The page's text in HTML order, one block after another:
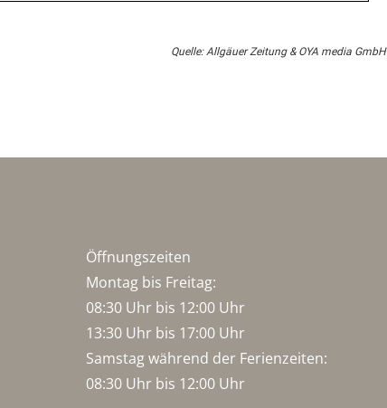
Quelle: Allgäuer Zeitung & OYA media GmbH
Öffnungszeiten
Montag bis Freitag:
08:30 Uhr bis 12:00 Uhr
13:30 Uhr bis 17:00 Uhr
Samstag während der Ferienzeiten:
08:30 Uhr bis 12:00 Uhr